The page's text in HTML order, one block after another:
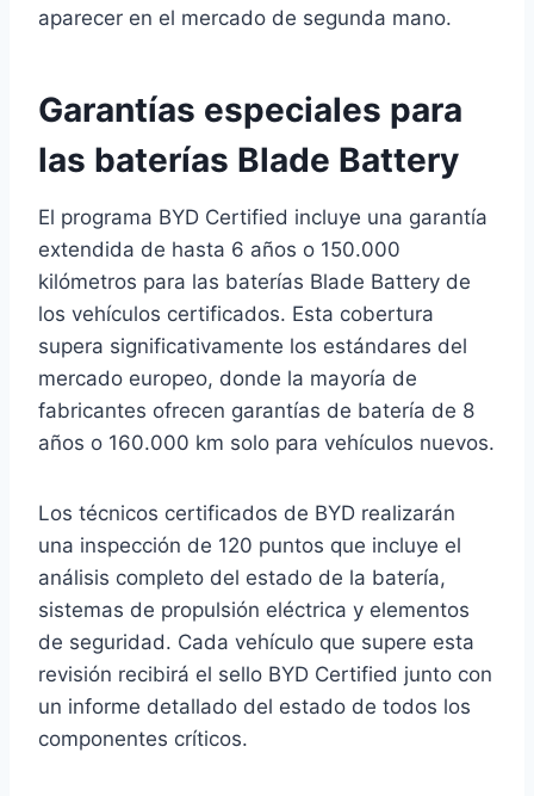
aparecer en el mercado de segunda mano.
Garantías especiales para
las baterías Blade Battery
El programa BYD Certified incluye una garantía
extendida de hasta 6 años o 150.000
kilómetros para las baterías Blade Battery de
los vehículos certificados. Esta cobertura
supera significativamente los estándares del
mercado europeo, donde la mayoría de
fabricantes ofrecen garantías de batería de 8
años o 160.000 km solo para vehículos nuevos.
Los técnicos certificados de BYD realizarán
una inspección de 120 puntos que incluye el
análisis completo del estado de la batería,
sistemas de propulsión eléctrica y elementos
de seguridad. Cada vehículo que supere esta
revisión recibirá el sello BYD Certified junto con
un informe detallado del estado de todos los
componentes críticos.